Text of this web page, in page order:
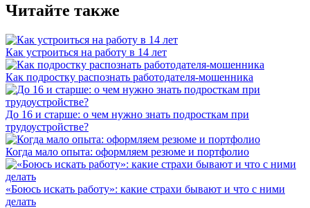
Читайте также
Как устроиться на работу в 14 лет
Как подростку распознать работодателя-мошенника
До 16 и старше: о чем нужно знать подросткам при
трудоустройстве?
Когда мало опыта: оформляем резюме и портфолио
«Боюсь искать работу»: какие страхи бывают и что с ними
делать